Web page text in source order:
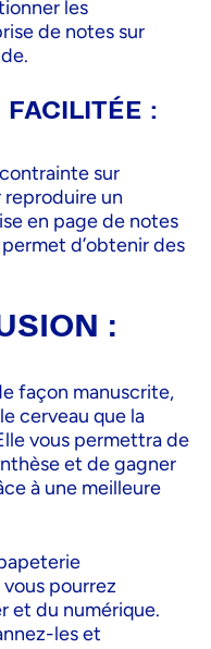
les
de notes sur
:
sur
un
en page de notes
d’obtenir des
:
façon manuscrite,
cerveau que la
vous permettra de
et de gagner
à une meilleure
pourrez
et du numérique.
les et